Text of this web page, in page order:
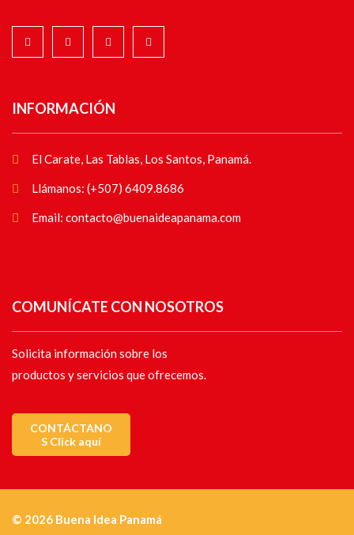
INFORMACIÓN
El Carate, Las Tablas, Los Santos, Panamá.
Llámanos: (+507) 6409.8686
Email: contacto@buenaideapanama.com
COMUNÍCATE CON NOSOTROS
Solicita información sobre los
productos y servicios que ofrecemos.
CONTÁCTANO
S Click aquí
© 2026 Buena Idea Panamá